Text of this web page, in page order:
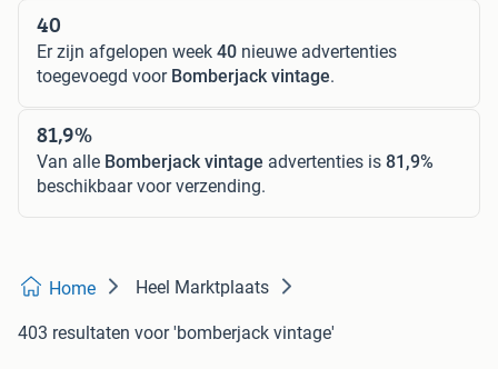
40
Er zijn afgelopen week 40 nieuwe advertenties
toegevoegd voor Bomberjack vintage.
81,9%
Van alle Bomberjack vintage advertenties is 81,9%
beschikbaar voor verzending.
Home Heel Marktplaats
403 resultaten voor 'bomberjack vintage'